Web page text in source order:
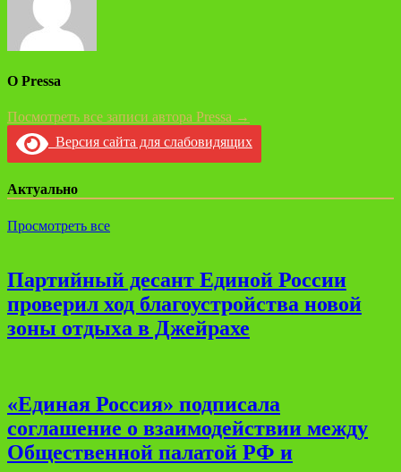
О Pressa
Посмотреть все записи автора Pressa →
Версия сайта для слабовидящих
Актуально
Просмотреть все
Партийный десант Единой России
проверил ход благоустройства новой
зоны отдыха в Джейрахе
«Единая Россия» подписала
соглашение о взаимодействии между
Общественной палатой РФ и